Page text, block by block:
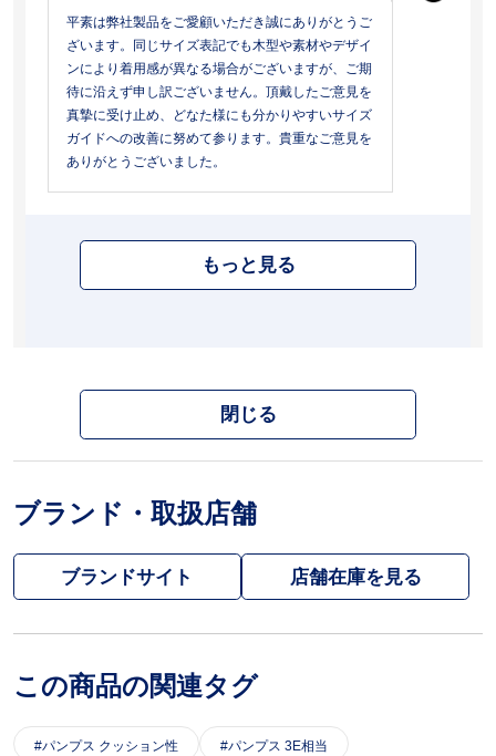
平素は弊社製品をご愛顧いただき誠にありがとうご
ざいます。同じサイズ表記でも木型や素材やデザイ
ンにより着用感が異なる場合がございますが、ご期
待に沿えず申し訳ございません。頂戴したご意見を
真摯に受け止め、どなた様にも分かりやすいサイズ
ガイドへの改善に努めて参ります。貴重なご意見を
ありがとうございました。
もっと見る
閉じる
ブランド・取扱店舗
ブランドサイト
この商品の関連タグ
パンプス クッション性 パンプス 3E相当